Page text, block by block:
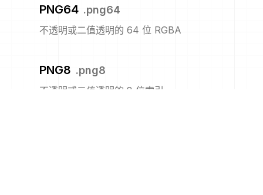
PNG64 .png64
不透明或二值透明的 64 位 RGBA
PNG8 .png8
不透明或二值透明的 8 位索引